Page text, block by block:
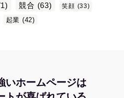
競合 (63) 笑顔 (33)
起業 (42)
いホームページは